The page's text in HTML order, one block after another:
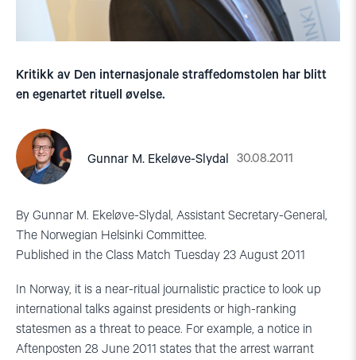
Kritikk av Den internasjonale straffedomstolen har blitt
en egenartet rituell øvelse.
Gunnar M. Ekeløve-Slydal 30.08.2011
By Gunnar M. Ekeløve-Slydal, Assistant Secretary-General,
The Norwegian Helsinki Committee.
Published in the Class Match Tuesday 23 August 2011
In Norway, it is a near-ritual journalistic practice to look up
international talks against presidents or high-ranking
statesmen as a threat to peace. For example, a notice in
Aftenposten 28 June 2011 states that the arrest warrant